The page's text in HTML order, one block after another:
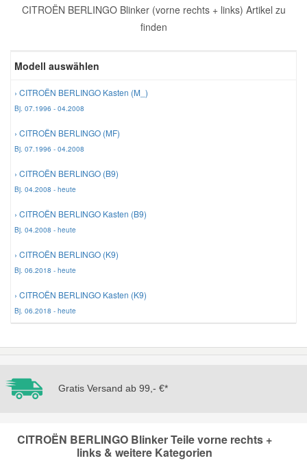
CITROËN BERLINGO Blinker (vorne rechts + links) Artikel zu
finden
Modell auswählen
› CITROËN BERLINGO Kasten (M_)
Bj. 07.1996 - 04.2008
› CITROËN BERLINGO (MF)
Bj. 07.1996 - 04.2008
› CITROËN BERLINGO (B9)
Bj. 04.2008 - heute
› CITROËN BERLINGO Kasten (B9)
Bj. 04.2008 - heute
› CITROËN BERLINGO (K9)
Bj. 06.2018 - heute
› CITROËN BERLINGO Kasten (K9)
Bj. 06.2018 - heute
Gratis Versand ab 99,- €*
CITROËN BERLINGO Blinker Teile vorne rechts +
links & weitere Kategorien
Zündanlage und Glühanlage
Karosserie Werkzeug
Werkstattbedarf
Winter-Autozubehör
Daihatsu Ersatzteile
Honda Ersatzteile
Hyundai Ersatzteile
Jeep Ersatzteile
Kia Ersatzteile
Lancia Ersatzteile
Mitsubishi Ersatzteile